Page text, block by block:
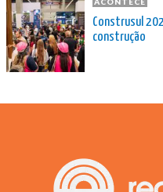
Construsul
construção